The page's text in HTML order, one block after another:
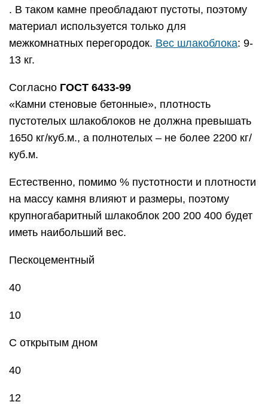
. В таком камне преобладают пустоты, поэтому
материал используется только для
межкомнатных перегородок. Вес шлакоблока: 9-
13 кг.
Согласно ГОСТ 6433-99
«Камни стеновые бетонные», плотность
пустотелых шлакоблоков не должна превышать
1650 кг/куб.м., а полнотелых – не более 2200 кг/
куб.м.
Естественно, помимо % пустотности и плотности
на массу камня влияют и размеры, поэтому
крупногабаритный шлакоблок 200 200 400 будет
иметь наибольший вес.
Пескоцементный
40
10
С открытым дном
40
12